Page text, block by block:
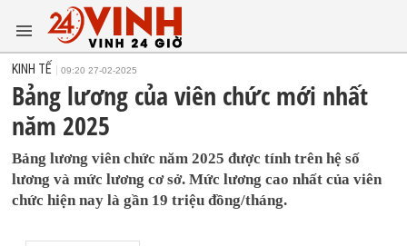
KINH TẾ 09:20 27-02-2025
Bảng lương của viên chức mới nhất
năm 2025
Bảng lương viên chức năm 2025 được tính trên hệ số
lương và mức lương cơ sở. Mức lương cao nhất của viên
chức hiện nay là gần 19 triệu đồng/tháng.